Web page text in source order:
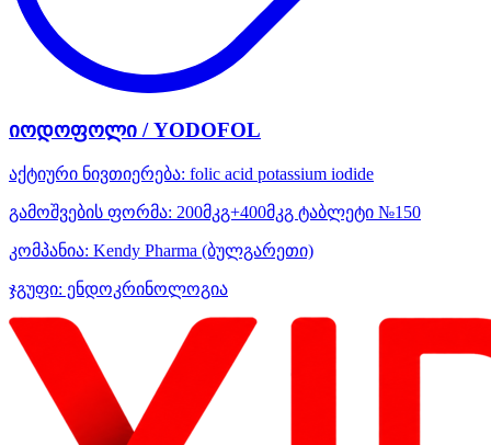
იოდოფოლი / YODOFOL
აქტიური ნივთიერება: folic acid potassium iodide
გამოშვების ფორმა: 200მკგ+400მკგ ტაბლეტი №150
კომპანია: Kendy Pharma (ბულგარეთი)
ჯგუფი: ენდოკრინოლოგია